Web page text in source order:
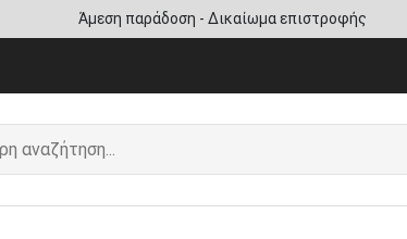
Άμεση παράδοση - Δικαίωμα επιστροφής